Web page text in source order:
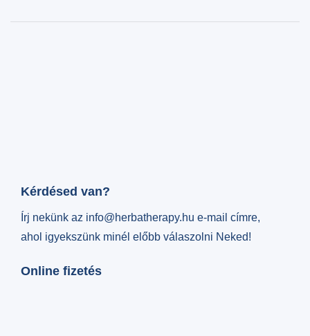
Kérdésed van?
Írj nekünk az info@herbatherapy.hu e-mail címre,
ahol igyekszünk minél előbb válaszolni Neked!
Online fizetés